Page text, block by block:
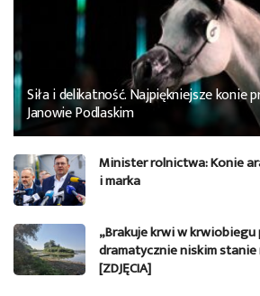
Siła i delikatność. Najpiękniejsze konie
Janowie Podlaskim
Minister rolnictwa: Konie
i marka
„Brakuje krwi w krwiobiegu
dramatycznie niskim stanie
[ZDJĘCIA]